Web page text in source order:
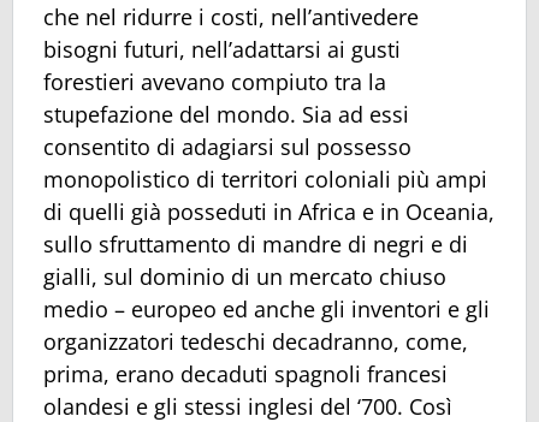
che nel ridurre i costi, nell’antivedere
bisogni futuri, nell’adattarsi ai gusti
forestieri avevano compiuto tra la
stupefazione del mondo. Sia ad essi
consentito di adagiarsi sul possesso
monopolistico di territori coloniali più ampi
di quelli già posseduti in Africa e in Oceania,
sullo sfruttamento di mandre di negri e di
gialli, sul dominio di un mercato chiuso
medio – europeo ed anche gli inventori e gli
organizzatori tedeschi decadranno, come,
prima, erano decaduti spagnoli francesi
olandesi e gli stessi inglesi del ‘700. Così